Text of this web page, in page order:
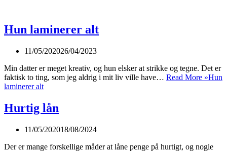
Hun laminerer alt
11/05/202026/04/2023
Min datter er meget kreativ, og hun elsker at strikke og tegne. Det er
faktisk to ting, som jeg aldrig i mit liv ville have… Read More »Hun
laminerer alt
Hurtig lån
11/05/202018/08/2024
Der er mange forskellige måder at låne penge på hurtigt, og nogle